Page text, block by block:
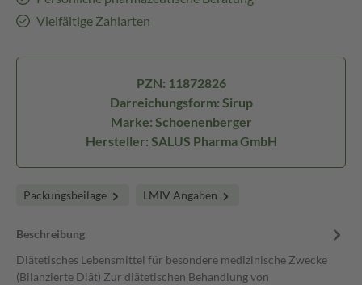
Vielfältige Zahlarten
PZN: 11872826
Darreichungsform: Sirup
Marke: Schoenenberger
Hersteller: SALUS Pharma GmbH
Packungsbeilage LMIV Angaben
Beschreibung
Diätetisches Lebensmittel für besondere medizinische Zwecke
(Bilanzierte Diät) Zur diätetischen Behandlung von